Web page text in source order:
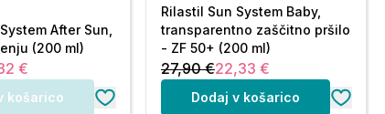
After Sun,
(200 ml)
€
košarico
Rilastil Sun System Baby,
transparentno zaščitno pršilo
- ZF 50+ (200 ml)
27,90 €22,33 €
Dodaj v košarico